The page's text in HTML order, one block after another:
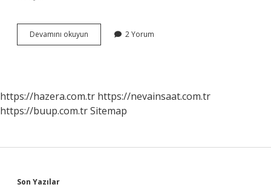
Devamını okuyun
Pekmezi
2 Yorum
https://hazera.com.tr https://nevainsaat.com.tr
https://buup.com.trSitemap
Son Yazılar